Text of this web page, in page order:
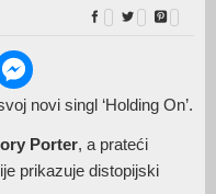
novi singl ‘Holding On’.
Porter, a prateći
prikazuje distopijski